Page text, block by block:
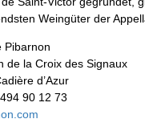
Weingüter der
Pibarnon
de la Croix des Signaux
d’Azur
90 12 73